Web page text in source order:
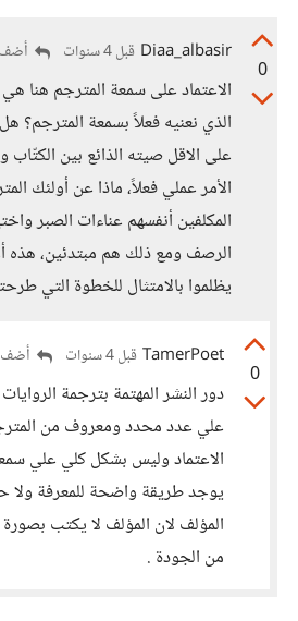
0
Diaa_albasir قبل 4 سنوات
الاعتماد على سمعة المترجم هنا هي
الذي نعنيه فعلاً بسمعة المترجم؟
على الاقل صيته الذائع بين الكتّاب
الأمر عملي فعلاً، ماذا عن أولئك
المكلفين أنفسهم عناءات الصبر
الرصف ومع ذلك هم مبتدئين، هذه
يظلموا بالامتثال للخطوة التي
0
TamerPoet قبل 4 سنوات أضف
دور النشر المهتمة بترجمة
علي عدد محدد ومعروف من
الاعتماد وليس بشكل كلي علي
يوجد طريقة واضحة للمعرفة ولا
المؤلف لان المؤلف لا يكتب
من الجودة .